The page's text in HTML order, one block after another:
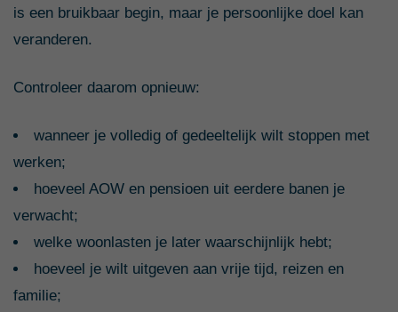
is een bruikbaar begin, maar je persoonlijke doel kan
veranderen.
Controleer daarom opnieuw:
wanneer je volledig of gedeeltelijk wilt stoppen met
werken;
hoeveel AOW en pensioen uit eerdere banen je
verwacht;
welke woonlasten je later waarschijnlijk hebt;
hoeveel je wilt uitgeven aan vrije tijd, reizen en
familie;